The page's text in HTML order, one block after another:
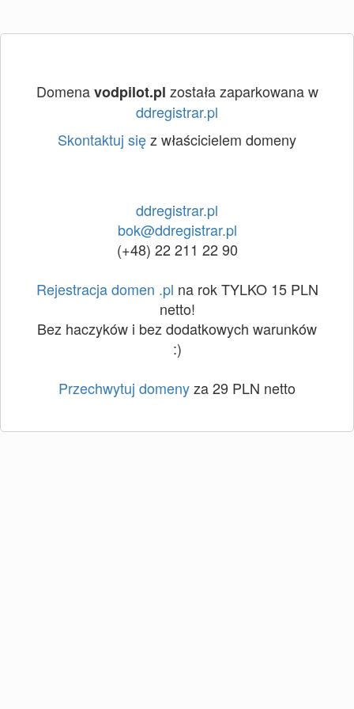
Domenavodpilot.pl została zaparkowana w
ddregistrar.pl
Skontaktuj sięz właścicielem domeny
ddregistrar.pl
bok@ddregistrar.pl
(+48) 22 211 22 90
Rejestracja domen .pl na rok TYLKO 15 PLN
netto!
Bez haczyków i bez dodatkowych warunków
:)
Przechwytuj domenyza 29 PLN netto